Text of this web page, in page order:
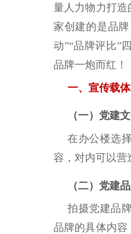
量人力物力打
家创建的是品
动”“品牌评比”
品牌一炮而红！
一、宣传载体
（一）党建
在办公楼选
容，对内可以营
（二）党建
拍摄党建品
品牌的具体内